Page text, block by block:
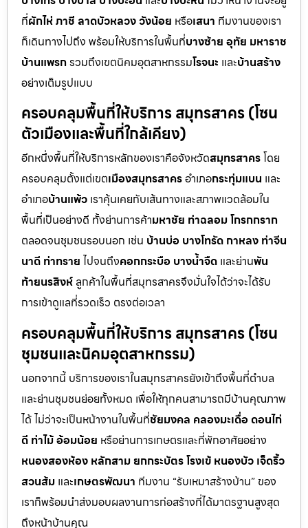
ที่ผักไห่ ภาชี ลาดบัวหลวง วังน้อย หรือเสนา ทีมงานของเรา
ก็เดินทางไปถึง พร้อมให้บริการในพื้นที่บางซ้าย อุทัย มหาราช
บ้านแพรกรวมถึงเขตนิคมอุตสาหกรรมโรจนะ และบ้านสร้าง
อย่างเต็มรูปแบบ
ครอบคลุมพื้นที่ให้บริการ สมุทรสาคร (โซน
ตัวเมืองและพื้นที่ใกล้เคียง)
อีกหนึ่งพื้นที่ให้บริการหลักของเราคือจังหวัดสมุทรสาครโดย
ครอบคลุมตั้งแต่เขตเมืองสมุทรสาครอำเภอกระทุ่มแบน และ
อำเภอบ้านแพ้ว เราคุ้นเคยกับเส้นทางและสภาพแวดล้อมใน
พื้นที่เป็นอย่างดี ทั้งย่านการค้ามหาชัย ท่าฉลอม โกรกกราก
ตลอดจนชุมชนรอบนอก เช่น บ้านบ่อ บางโทรัด กาหลง ท่าจีน
นาดี ท่าทราย ไปจนถึงคอกกระบือ บางน้ำจืด และย่านพัน
ท้ายนรสิงห์ ลูกค้าในพื้นที่สมุทรสาครจึงมั่นใจได้ว่าจะได้รับ
การเข้าดูแลที่รวดเร็ว ตรงต่อเวลา
ครอบคลุมพื้นที่ให้บริการ สมุทรสาคร (โซน
ชุมชนและนิคมอุตสาหกรรม)
นอกจากนี้ บริการของเราในสมุทรสาครยังเข้าถึงพื้นที่ตำบล
และย่านชุมชนย่อยทั้งหมด เพื่อให้ทุกคนสามารถมีบ้านคุณภาพ
ได้ ไม่ว่าจะเป็นหน้างานในพื้นที่ชัยมงคล คลองมะเดื่อ ดอนไก่
ดี ท่าไม้ อ้อมน้อย หรือย่านการเกษตรและที่พักอาศัยอย่าง
หนองสองห้อง หลักสาม ยกกระบัตร โรงเข้ หนองบัว เจ็ดริ้ว
สวนส้ม และเกษตรพัฒนา ทีมงาน “รับเหมาสร้างบ้าน” ของ
เราก็พร้อมนำส่งมอบผลงานการก่อสร้างที่ได้มาตรฐานสูงสุด
ถึงหน้าบ้านคุณ